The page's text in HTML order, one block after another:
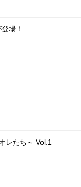
場！
レたち～ Vol.1